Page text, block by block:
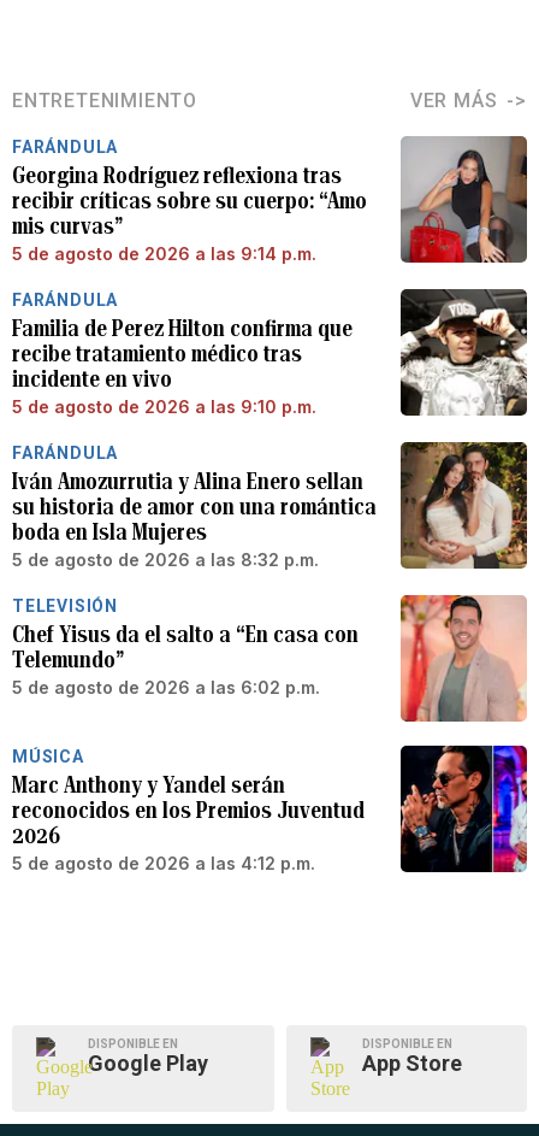
ENTRETENIMIENTO VER MÁS
FARÁNDULA
Georgina Rodríguez reflexiona tras
recibir críticas sobre su cuerpo: “Amo
mis curvas”
5 de agosto de 2026 a las 9:14 p.m.
FARÁNDULA
Familia de Perez Hilton confirma que
recibe tratamiento médico tras
incidente en vivo
5 de agosto de 2026 a las 9:10 p.m.
FARÁNDULA
Iván Amozurrutia y Alina Enero sellan
su historia de amor con una romántica
boda en Isla Mujeres
5 de agosto de 2026 a las 8:32 p.m.
TELEVISIÓN
Chef Yisus da el salto a “En casa con
Telemundo”
5 de agosto de 2026 a las 6:02 p.m.
MÚSICA
Marc Anthony y Yandel serán
reconocidos en los Premios Juventud
2026
5 de agosto de 2026 a las 4:12 p.m.
DISPONIBLE EN
Google Play
DISPONIBLE EN
App Store